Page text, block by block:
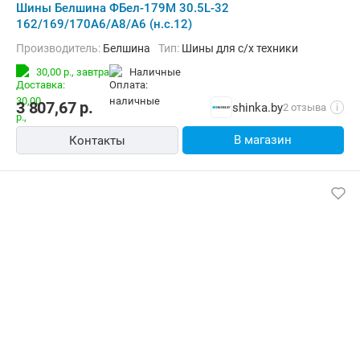
Шины Белшина ФБел-179М 30.5L-32
162/169/170A6/A8/A6 (н.с.12)
Производитель: Белшина Тип: Шины для с/х техники
30,00 р., завтра наличные
3 807,67р. shinka.by2 отзыва i
Контакты В магазин